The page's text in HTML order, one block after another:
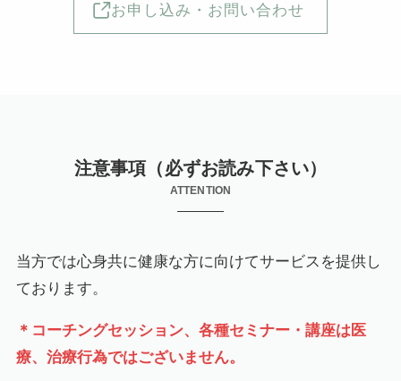
お申し込み・お問い合わせ
注意事項（必ずお読み下さい）
ATTENTION
当方では心身共に健康な方に向けてサービスを提供し
ております。
＊コーチングセッション、各種セミナー・講座は医
療、治療行為ではございません。